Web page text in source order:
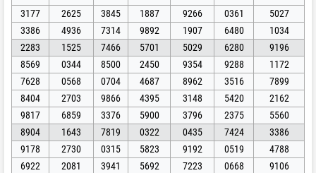
3177
2625 3845 1887 9266 0361
5027
3386
4936 7314 9892 1907 6480
1034
2283
1525 7466 5701 5029 6280
9196
8569
0344 8500 2450 9354 9288
1172
7628
0568 0704 4687 8962 3516
7899
8404
2703 9866 4395 3148 5420
2162
9817
6859 3376 5900 3796 2375
5560
8904
1643 7819 0322 0435 7424
3386
9178
2730 0315 5823 9192 0519
4788
6922
2081 3941 5692 7223 0668
9106